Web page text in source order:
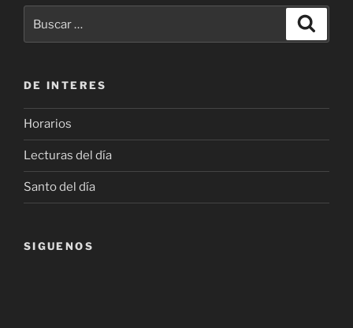
por:
DE INTERES
Horarios
Lecturas del día
Santo del día
SIGUENOS